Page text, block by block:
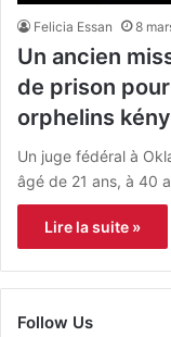
Felicia Essan 8
Un ancien
de prison
orphelins
Un juge fédéral à
âgé de 21 ans, à 40
Lire la suite »
Follow Us